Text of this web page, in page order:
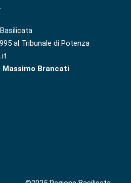
al Tribunale di Potenza
Massimo Brancati